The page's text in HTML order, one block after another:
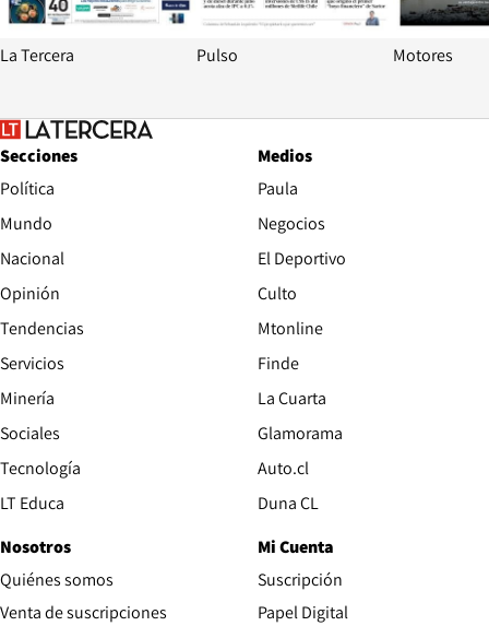
La Tercera Pulso Motores
Secciones
Política
Mundo
Nacional
Opinión
Tendencias
Servicios
Minería
Sociales
Tecnología
LT Educa
Medios
Paula
Negocios
El Deportivo
Culto
Mtonline
Finde
La Cuarta
Glamorama
Auto.cl
Duna CL
Nosotros
Quiénes somos
Venta de suscripciones
Mi Cuenta
Suscripción
Papel Digital